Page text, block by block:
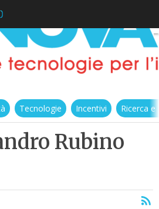
Tecnologie Incentivi Ricerca
Rubino